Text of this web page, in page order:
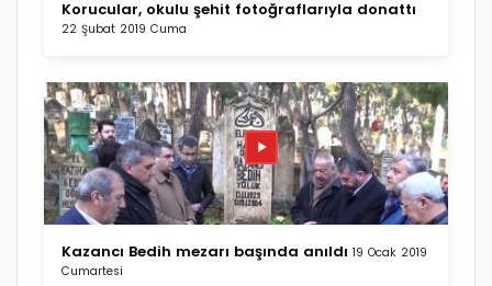
Korucular, okulu şehit fotoğraflarıyla donattı
22 Şubat 2019 Cuma
Kazancı Bedih mezarı başında anıldı 19 Ocak 2019
Cumartesi